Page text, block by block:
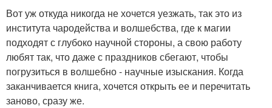
Вот уж откуда никогда не хочется уезжать, так это из
института чародейства и волшебства, где к магии
подходят с глубоко научной стороны, а свою работу
любят так, что даже с праздников сбегают, чтобы
погрузиться в волшебно - научные изыскания. Когда
заканчивается книга, хочется открыть ее и перечитать
заново, сразу же.